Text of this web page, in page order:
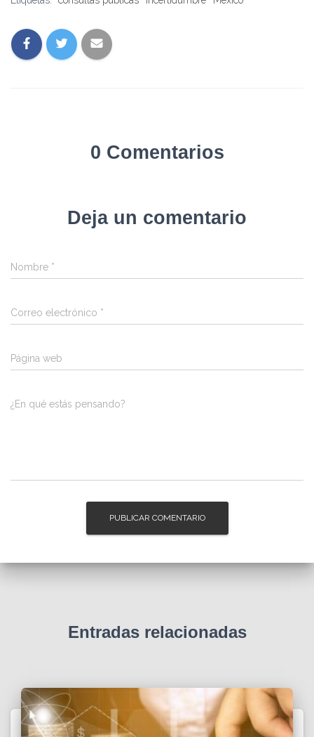
0 Comentarios
Deja un comentario
Nombre *
Correo electrónico *
Página web
¿En qué estás pensando?
Entradas relacionadas